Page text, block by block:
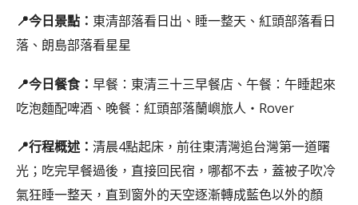
📍今日景點： 東清部落看日出、睡一整天、紅頭部落看日
落、朗島部落看星星
📍今日餐食： 早餐：東清三十三早餐店、午餐：午睡起來
吃泡麵配啤酒、晚餐：紅頭部落蘭嶼旅人‧Rover
📍行程概述： 清晨4點起床，前往東清灣追台灣第一道曙
光；吃完早餐過後，直接回民宿，哪都不去，蓋被子吹冷
氣狂睡一整天，直到窗外的天空逐漸轉成藍色以外的顏